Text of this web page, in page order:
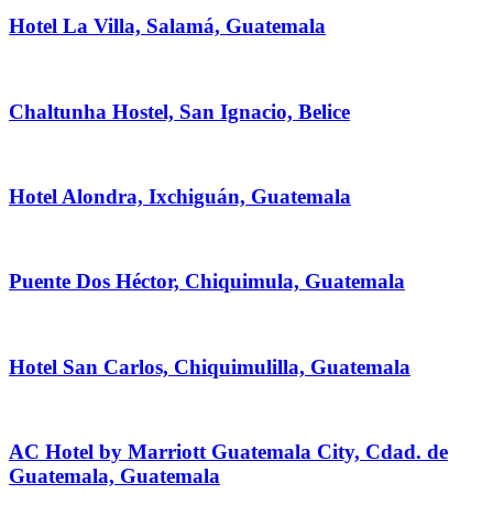
Hotel La Villa, Salamá, Guatemala
Chaltunha Hostel, San Ignacio, Belice
Hotel Alondra, Ixchiguán, Guatemala
Puente Dos Héctor, Chiquimula, Guatemala
Hotel San Carlos, Chiquimulilla, Guatemala
AC Hotel by Marriott Guatemala City, Cdad. de
Guatemala, Guatemala